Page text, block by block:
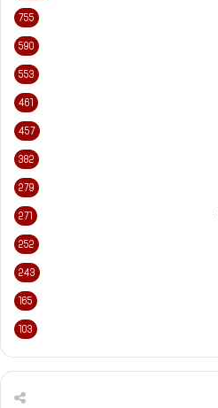
755
590
553
461
457
382
279
271
252
243
165
103